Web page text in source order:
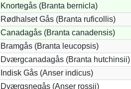
Knortegås (Branta bernicla)
Rødhalset Gås (Branta ruficollis)
Canadagås (Branta canadensis)
Bramgås (Branta leucopsis)
Dværgcanadagås (Branta hutchinsii)
Indisk Gås (Anser indicus)
Dværgsnegås (Anser rossii)